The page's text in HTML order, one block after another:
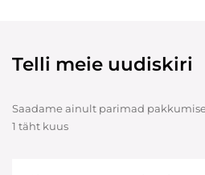
Telli meie uudiskiri
Saadame ainult parimad
1 täht kuus